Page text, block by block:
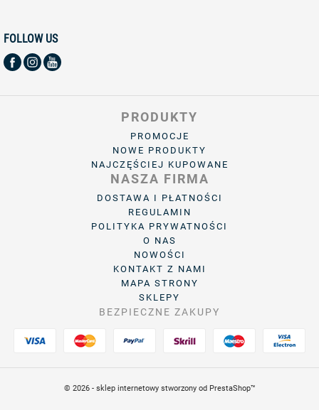
FOLLOW US
PRODUKTY
PROMOCJE
NOWE PRODUKTY
NAJCZĘŚCIEJ KUPOWANE
NASZA FIRMA
DOSTAWA I PŁATNOŚCI
REGULAMIN
POLITYKA PRYWATNOŚCI
O NAS
NOWOŚCI
KONTAKT Z NAMI
MAPA STRONY
SKLEPY
BEZPIECZNE ZAKUPY
© 2026 - sklep internetowy stworzony od PrestaShop™